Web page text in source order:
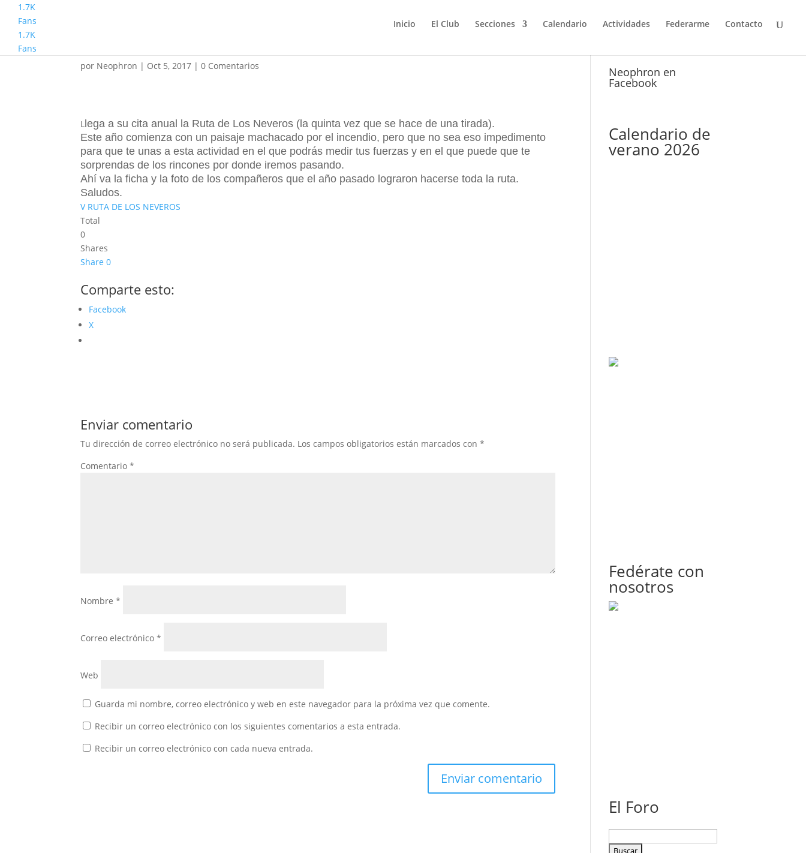
Inicio El Club Secciones Calendario Actividades Federarme Contacto
1.7K
Fans
1.7K
Fans
por Neophron | Oct 5, 2017 |0 Comentarios
L lega a su cita anual la Ruta de Los Neveros (la quinta vez que se hace de una tirada).
Este año comienza con un paisaje machacado por el incendio, pero que no sea eso impedimento
para que te unas a esta actividad en el que podrás medir tus fuerzas y en el que puede que te
sorprendas de los rincones por donde iremos pasando.
Ahí va la ficha y la foto de los compañeros que el año pasado lograron hacerse toda la ruta.
Saludos.
V RUTA DE LOS NEVEROS
Total
0
Shares
Share 0
Comparte esto:
Facebook
X
Enviar comentario
Tu dirección de correo electrónico no será publicada. Los campos obligatorios están marcados con*
Comentario*
Nombre*
Correo electrónico*
Web
Guarda mi nombre, correo electrónico y web en este navegador para la próxima vez que comente.
Recibir un correo electrónico con los siguientes comentarios a esta entrada.
Recibir un correo electrónico con cada nueva entrada.
Neophron en
Facebook
Calendario de
verano 2026
Fedérate con
nosotros
El Foro